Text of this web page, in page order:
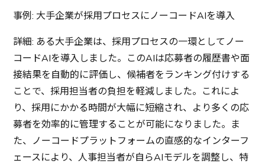
事例: 大手企業が採用プロセスにノーコードAIを導入
詳細: ある大手企業は、採用プロセスの一環としてノー
コードAIを導入しました。このAIは応募者の履歴書や面
接結果を自動的に評価し、候補者をランキング付けする
ことで、採用担当者の負担を軽減しました。これによ
り、採用にかかる時間が大幅に短縮され、より多くの応
募者を効率的に管理することが可能になりました。ま
た、ノーコードプラットフォームの直感的なインターフ
ェースにより、人事担当者が自らAIモデルを調整し、特